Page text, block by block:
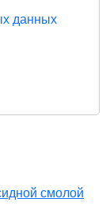
данных
смолой